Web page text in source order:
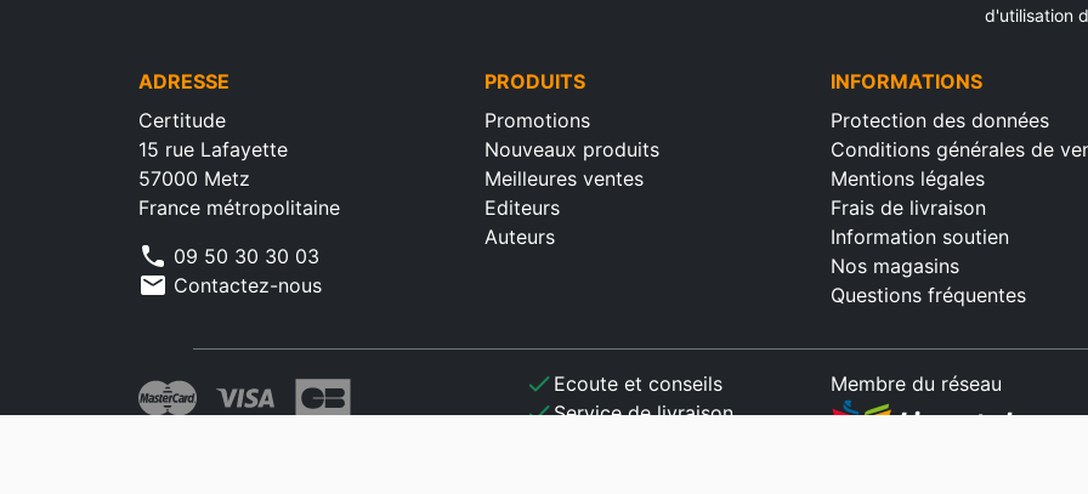
d'utilisation
ADRESSE
Certitude
15 rue Lafayette
57000 Metz
France métropolitaine
phone 09 50 30 30 03
mail Contactez-nous
PRODUITS
Promotions
Nouveaux produits
Meilleures ventes
Editeurs
Auteurs
INFORMATIONS
Protection des données
Conditions générales de
Mentions légales
Frais de livraison
Information soutien
Nos magasins
Questions fréquentes
check Ecoute et conseils
checkService de livraison
Membre du réseau